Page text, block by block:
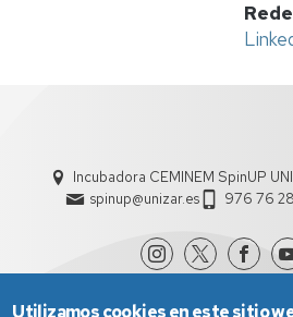
Incubadora CEMINEM SpinUP
spinup@unizar.es
976 76
Utilizamos cookies en este sitio